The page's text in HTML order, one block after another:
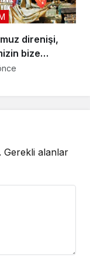
direnişi,
bize
tarihi
Gerekli alanlar